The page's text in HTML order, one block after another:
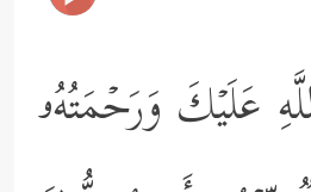
عَلَیۡكَ وَرَحۡمَتُهُۥ